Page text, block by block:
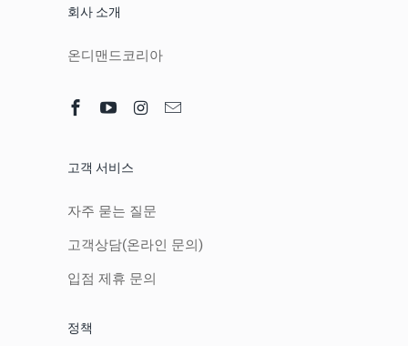
회사 소개
온디맨드코리아
고객 서비스
자주 묻는 질문
고객상담(온라인 문의)
입점 제휴 문의
정책